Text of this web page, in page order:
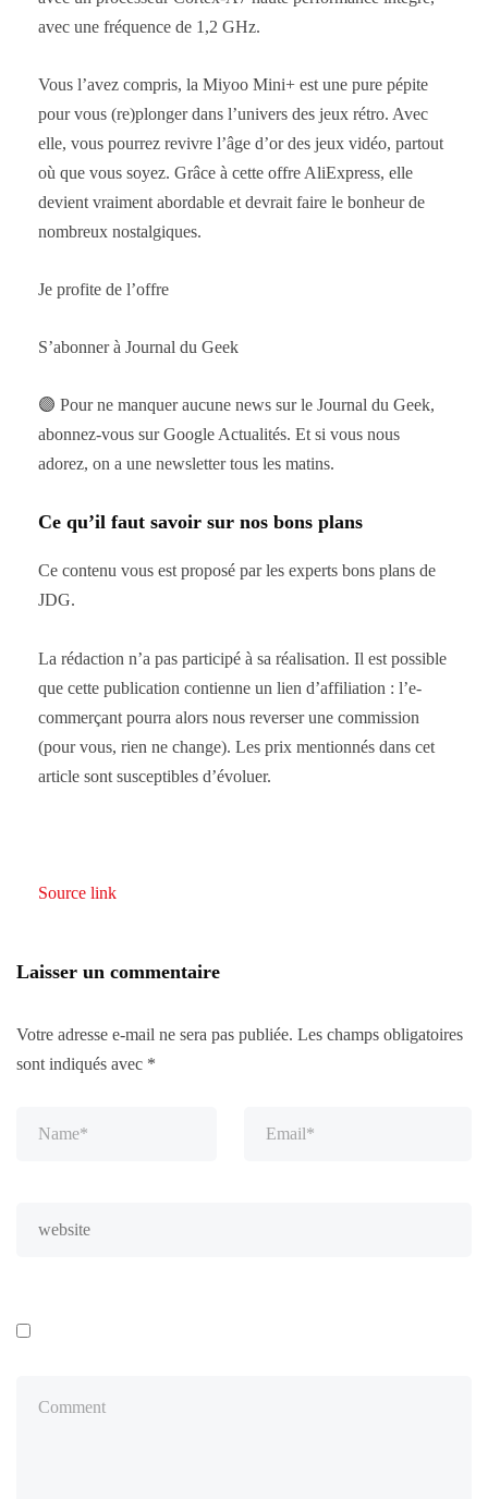
avec une fréquence de 1,2 GHz.
Vous l’avez compris, la Miyoo Mini+ est une pure pépite
pour vous (re)plonger dans l’univers des jeux rétro. Avec
elle, vous pourrez revivre l’âge d’or des jeux vidéo, partout
où que vous soyez. Grâce à cette offre AliExpress, elle
devient vraiment abordable et devrait faire le bonheur de
nombreux nostalgiques.
Je profite de l’offre
S’abonner à Journal du Geek
🟣 Pour ne manquer aucune news sur le Journal du Geek,
abonnez-vous sur Google Actualités. Et si vous nous
adorez, on a une newsletter tous les matins.
Ce qu’il faut savoir sur nos bons plans
Ce contenu vous est proposé par les experts bons plans de
JDG.
La rédaction n’a pas participé à sa réalisation. Il est possible
que cette publication contienne un lien d’affiliation : l’e-
commerçant pourra alors nous reverser une commission
(pour vous, rien ne change). Les prix mentionnés dans cet
article sont susceptibles d’évoluer.
Source link
Laisser un commentaire
Votre adresse e-mail ne sera pas publiée. Les champs obligatoires
sont indiqués avec *